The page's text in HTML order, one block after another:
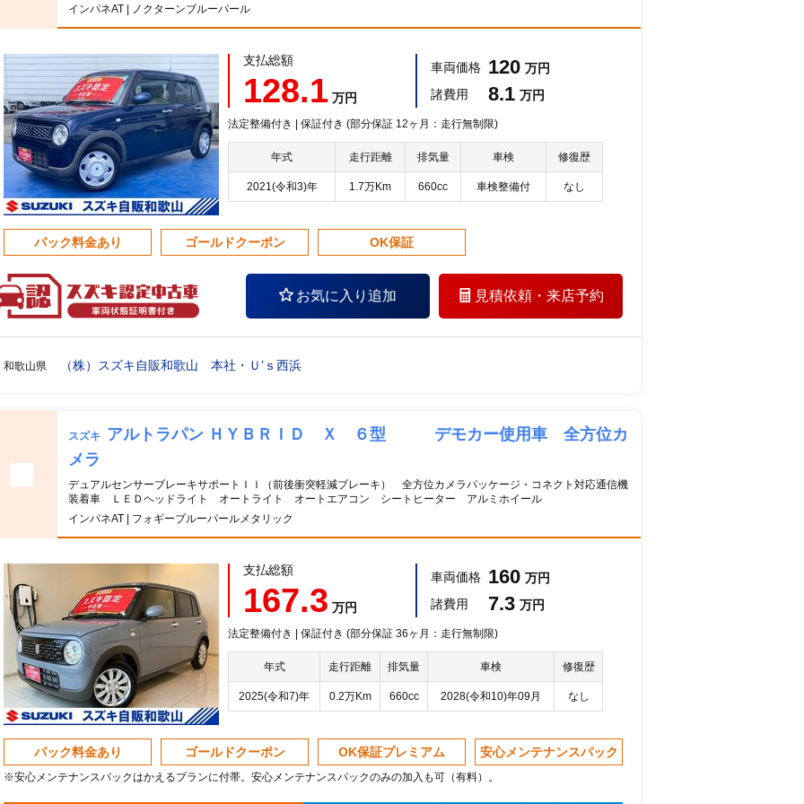
インパネAT | ノクターンブルーパール
支払総額
128.1 万円
車両価格 120 万円
諸費用
8.1 万円
法定整備付き | 保証付き (部分保証 12ヶ月：走行無制限)
年式 走行距離 排気量 車検 修復歴
2021(令和3)年 1.7万Km 660cc 車検整備付 なし
パック料金あり ゴールドクーポン OK保証
お気に入り追加 見積依頼・ 来店予約
和歌山県 （株）スズキ自販和歌山 本社・Ｕ’ｓ西浜
スズキ
アルトラパン ＨＹＢＲＩＤ Ｘ ６型 デモカー使用車 全方位カ
メラ
デュアルセンサーブレーキサポートＩＩ（前後衝突軽減ブレーキ） 全方位カメラパッケージ・コネクト対応通信機
装着車 ＬＥＤヘッドライト オートライト オートエアコン シートヒーター アルミホイール
インパネAT | フォギーブルーパールメタリック
支払総額
167.3 万円
車両価格 160 万円
諸費用
7.3 万円
法定整備付き | 保証付き (部分保証 36ヶ月：走行無制限)
年式 走行距離 排気量 車検 修復歴
2025(令和7)年 0.2万Km 660cc 2028(令和10)年09月 なし
パック料金あり ゴールドクーポン OK保証プレミアム 安心メンテナンスパック
※安心メンテナンスパックはかえるプランに付帯。安心メンテナンスパックのみの加入も可（有料）。